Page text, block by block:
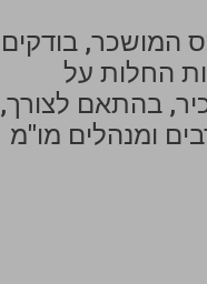
המושכר, בודקים
החלות על
בהתאם לצורך,
ומנהלים מו"מ